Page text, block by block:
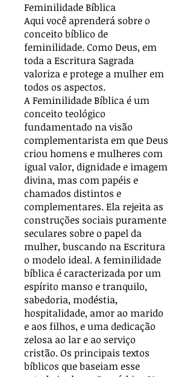
Feminilidade Bíblica
Aqui você aprenderá sobre o
conceito bíblico de
feminilidade. Como Deus, em
toda a Escritura Sagrada
valoriza e protege a mulher em
todos os aspectos.
A Feminilidade Bíblica é um
conceito teológico
fundamentado na visão
complementarista em que Deus
criou homens e mulheres com
igual valor, dignidade e imagem
divina, mas com papéis e
chamados distintos e
complementares. Ela rejeita as
construções sociais puramente
seculares sobre o papel da
mulher, buscando na Escritura
o modelo ideal. A feminilidade
bíblica é caracterizada por um
espírito manso e tranquilo,
sabedoria, modéstia,
hospitalidade, amor ao marido
e aos filhos, e uma dedicação
zelosa ao lar e ao serviço
cristão. Os principais textos
bíblicos que baseiam esse